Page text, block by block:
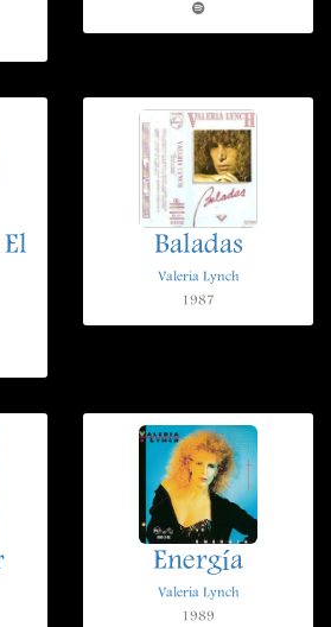
Baladas
Valeria Lynch
1987
Energía
Valeria Lynch
1989